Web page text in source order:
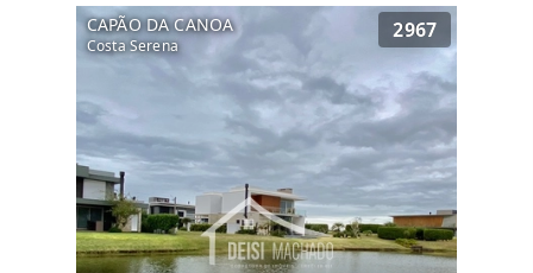
CAPÃO DA CANOA
Costa Serena
2967